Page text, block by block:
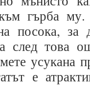
гърба
посока, за
след това
усукана
е